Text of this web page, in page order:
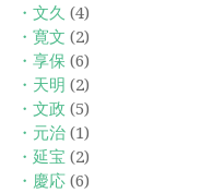
・文久 (4)
・寛文 (2)
・享保 (6)
・天明 (2)
・文政 (5)
・元治 (1)
・延宝 (2)
・慶応 (6)